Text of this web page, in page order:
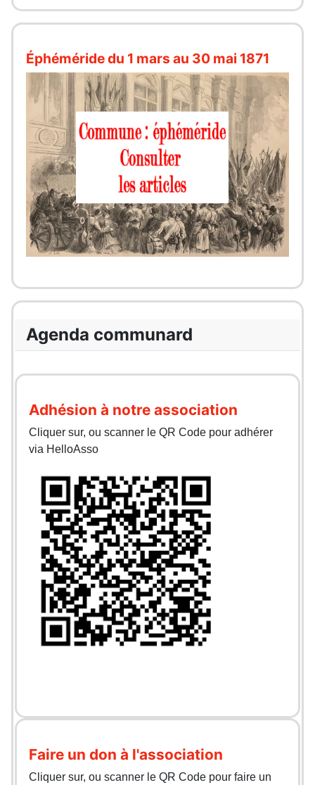
Éphéméride du 1 mars au 30 mai 1871
Agenda communard
Adhésion à notre association
Cliquer sur, ou scanner le QR Code pour adhérer
via HelloAsso
Faire un don à l'association
Cliquer sur, ou scanner le QR Code pour faire un